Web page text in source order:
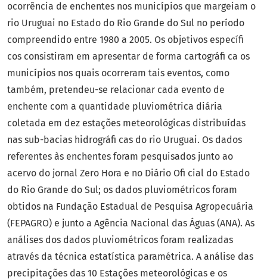
ocorrência de enchentes nos municípios que margeiam o
rio Uruguai no Estado do Rio Grande do Sul no período
compreendido entre 1980 a 2005. Os objetivos específi
cos consistiram em apresentar de forma cartográfi ca os
municípios nos quais ocorreram tais eventos, como
também, pretendeu-se relacionar cada evento de
enchente com a quantidade pluviométrica diária
coletada em dez estações meteorológicas distribuídas
nas sub-bacias hidrográfi cas do rio Uruguai. Os dados
referentes às enchentes foram pesquisados junto ao
acervo do jornal Zero Hora e no Diário Ofi cial do Estado
do Rio Grande do Sul; os dados pluviométricos foram
obtidos na Fundação Estadual de Pesquisa Agropecuária
(FEPAGRO) e junto a Agência Nacional das Águas (ANA). As
análises dos dados pluviométricos foram realizadas
através da técnica estatística paramétrica. A análise das
precipitações das 10 Estações meteorológicas e os